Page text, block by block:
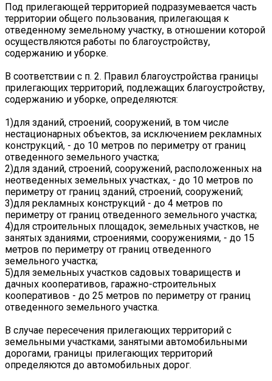
Под прилегающей территорией подразумевается часть
территории общего пользования, прилегающая к
отведенному земельному участку, в отношении которой
осуществляются работы по благоустройству,
содержанию и уборке.
В соответствии с п. 2. Правил благоустройства границы
прилегающих территорий, подлежащих благоустройству,
содержанию и уборке, определяются:
1)для зданий, строений, сооружений, в том числе
нестационарных объектов, за исключением рекламных
конструкций, - до 10 метров по периметру от границ
отведенного земельного участка;
2)для зданий, строений, сооружений, расположенных на
неотведенных земельных участках, - до 10 метров по
периметру от границ зданий, строений, сооружений;
3)для рекламных конструкций - до 4 метров по
периметру от границ отведенного земельного участка;
4)для строительных площадок, земельных участков, не
занятых зданиями, строениями, сооружениями, - до 15
метров по периметру от границ отведенного
земельного участка;
5)для земельных участков садовых товариществ и
дачных кооперативов, гаражно-строительных
кооперативов - до 25 метров по периметру от границ
отведенного земельного участка.
В случае пересечения прилегающих территорий с
земельными участками, занятыми автомобильными
дорогами, границы прилегающих территорий
определяются до автомобильных дорог.